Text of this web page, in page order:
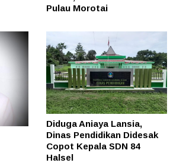
Pulau Morotai
Diduga Aniaya Lansia,
Dinas Pendidikan Didesak
Copot Kepala SDN 84
Halsel